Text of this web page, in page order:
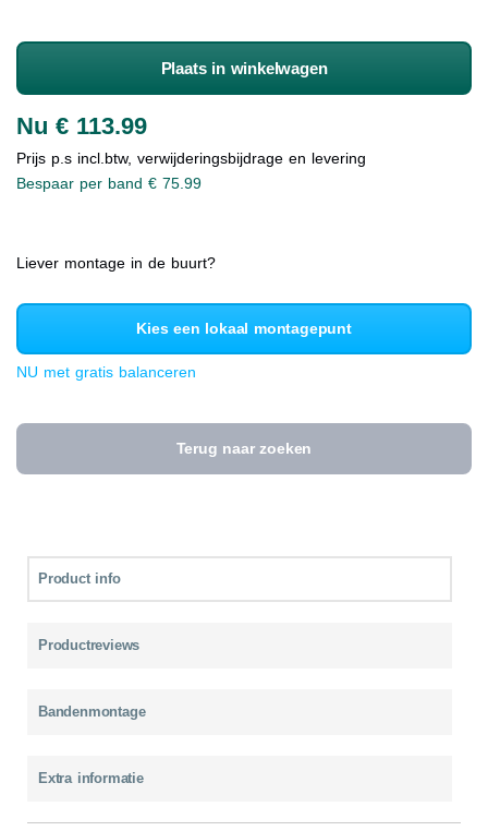
Plaats in winkelwagen
Nu € 113.99
Prijs p.s incl.btw, verwijderingsbijdrage en levering
Bespaar per band € 75.99
Liever montage in de buurt?
Kies een lokaal montagepunt
NU met gratis balanceren
Terug naar zoeken
Product info
Productreviews
Bandenmontage
Extra informatie